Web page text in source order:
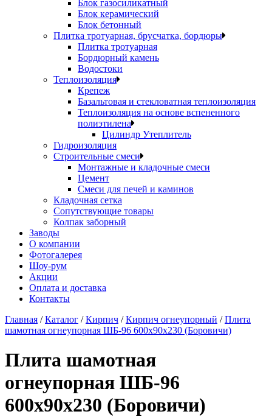
Блок газосиликатный
Блок керамический
Блок бетонный
Плитка тротуарная, брусчатка, бордюры
Плитка тротуарная
Бордюрный камень
Водостоки
Теплоизоляция
Крепеж
Базальтовая и стекловатная теплоизоляция
Теплоизоляция на основе вспененного
полиэтилена
Цилиндр Утеплитель
Гидроизоляция
Строительные смеси
Монтажные и кладочные смеси
Цемент
Смеси для печей и каминов
Кладочная сетка
Сопутствующие товары
Колпак заборный
Заводы
О компании
Фотогалерея
Шоу-рум
Акции
Оплата и доставка
Контакты
Главная /Каталог /Кирпич /Кирпич огнеупорный /Плита
шамотная огнеупорная ШБ-96 600х90х230 (Боровичи)
Плита шамотная
огнеупорная ШБ-96
600х90х230 (Боровичи)